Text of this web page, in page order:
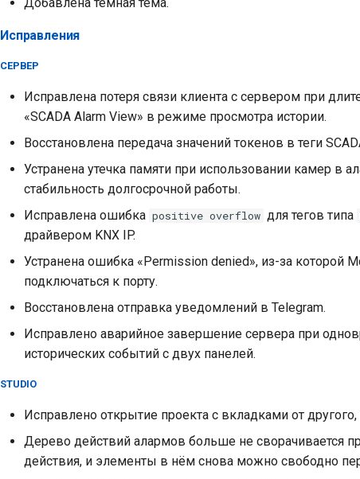
Исправления
СЕРВЕР
Исправлена потеря связи клиента с сервером при
«SCADA Alarm View» в режиме просмотра истории.
Восстановлена передача значений токенов в теги
Устранена утечка памяти при использовании камер в
стабильность долгосрочной работы.
Исправлена ошибка positive overflow для тегов типа
драйвером KNX IP.
Устранена ошибка «Permission denied», из-за которой
подключаться к порту.
Восстановлена отправка уведомлений в Telegram.
Исправлено аварийное завершение сервера при
исторических событий с двух панелей.
STUDIO
Исправлено открытие проекта с вкладками от
Дерево действий алармов больше не сворачивается
действия, и элементы в нём снова можно свободно